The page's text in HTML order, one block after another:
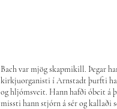
Bach var mjög skapmikill. Þegar
kirkjuorganisti í Arnstadt þurfti
og hljómsveit. Hann hafði óbeit á
missti hann stjórn á sér og